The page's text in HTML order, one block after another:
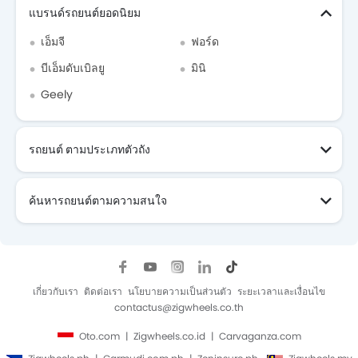
แบรนด์รถยนต์ยอดนิยม
เอ็มจี
ฟอร์ด
บีเอ็มดับเบิลยู
มินิ
Geely
รถยนต์ ตามประเภทตัวถัง
ค้นหารถยนต์ตามความสนใจ
เกี่ยวกับเรา ติดต่อเรา นโยบายความเป็นส่วนตัว ระยะเวลาและเงื่อนไข
contactus@zigwheels.co.th
Oto.com Zigwheels.co.id
Carvaganza.com